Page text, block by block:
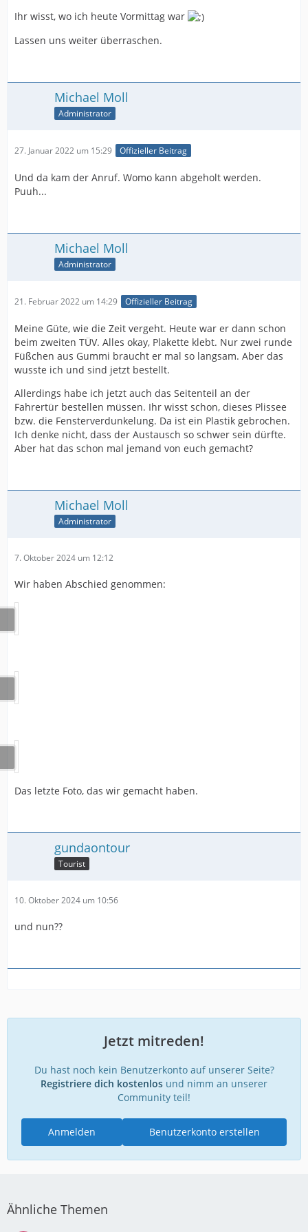
Ihr wisst, wo ich heute Vormittag war
Lassen uns weiter überraschen.
Michael Moll
Administrator
27. Januar 2022 um 15:29 Offizieller Beitrag
Und da kam der Anruf. Womo kann abgeholt werden.
Puuh...
Michael Moll
Administrator
21. Februar 2022 um 14:29 Offizieller Beitrag
Meine Güte, wie die Zeit vergeht. Heute war er dann schon
beim zweiten TÜV. Alles okay, Plakette klebt. Nur zwei runde
Füßchen aus Gummi braucht er mal so langsam. Aber das
wusste ich und sind jetzt bestellt.
Allerdings habe ich jetzt auch das Seitenteil an der
Fahrertür bestellen müssen. Ihr wisst schon, dieses Plissee
bzw. die Fensterverdunkelung. Da ist ein Plastik gebrochen.
Ich denke nicht, dass der Austausch so schwer sein dürfte.
Aber hat das schon mal jemand von euch gemacht?
Michael Moll
Administrator
7. Oktober 2024 um 12:12
Wir haben Abschied genommen:
Das letzte Foto, das wir gemacht haben.
gundaontour
Tourist
10. Oktober 2024 um 10:56
und nun??
Jetzt mitreden!
Du hast noch kein Benutzerkonto auf unserer Seite?
Registriere dich kostenlos und nimm an unserer
Community teil!
Benutzerkonto erstellen
Anmelden
Ähnliche Themen